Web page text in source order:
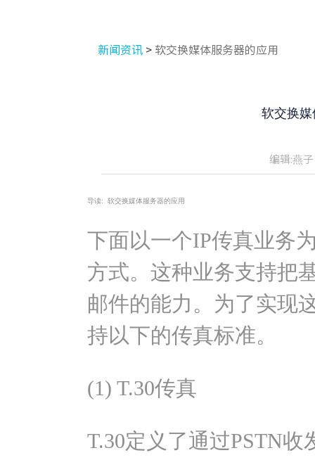
新闻资讯 > 软交换媒体服务器的应用
软交换
编辑:燕子
导读: 软交换媒体服务器的应用
下面以一个IP传真业务
方式。这种业务支持把
邮件的能力。为了实现
持以下的传真标准。
(1) T.30传真
T.30定义了通过PSTN